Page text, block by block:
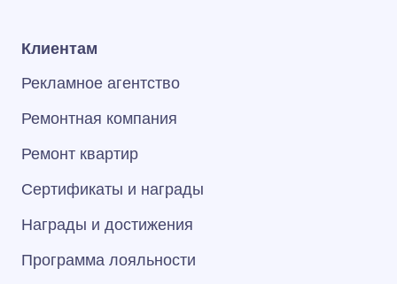
Клиентам
Рекламное агентство
Ремонтная компания
Ремонт квартир
Сертификаты и награды
Награды и достижения
Программа лояльности